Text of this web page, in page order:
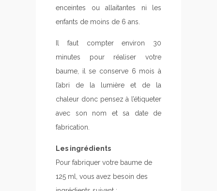
enceintes ou allaitantes ni les
enfants de moins de 6 ans.
Il faut compter environ 30
minutes pour réaliser votre
baume, il se conserve 6 mois à
l’abri de la lumière et de la
chaleur donc pensez à l’étiqueter
avec son nom et sa date de
fabrication.
Les ingrédients
Pour fabriquer votre baume de
125 ml, vous avez besoin des